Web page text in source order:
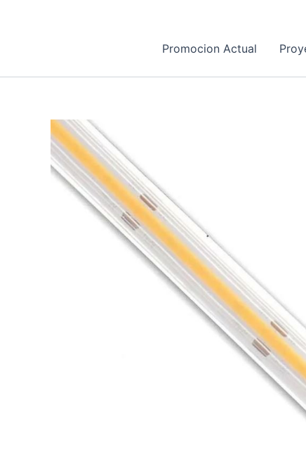
Promocion Actual